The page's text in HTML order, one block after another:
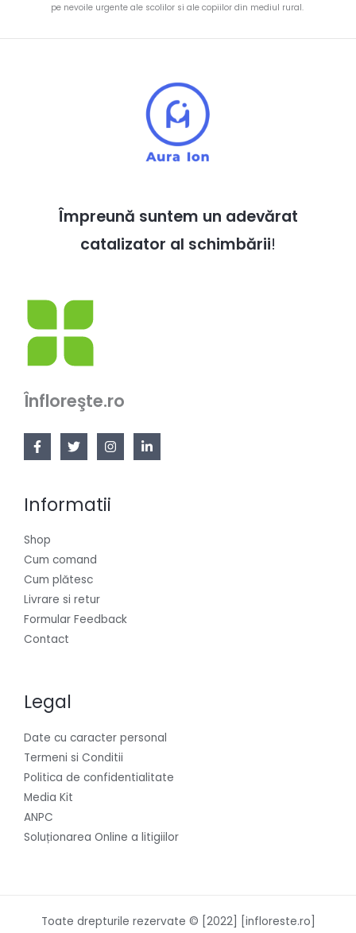
pe nevoile urgente ale scolilor si ale copiilor din mediul rural.
Împreună suntem un adevărat
catalizator al schimbării!
Înfloreşte.ro
Informatii
Shop
Cum comand
Cum plătesc
Livrare si retur
Formular Feedback
Contact
Legal
Date cu caracter personal
Termeni si Conditii
Politica de confidentialitate
Media Kit
ANPC
Soluționarea Online a litigiilor
Toate drepturile rezervate © [2022] [infloreste.ro]